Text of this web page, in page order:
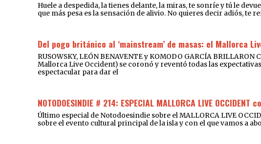
Huele a despedida, la tienes delante, la miras, te sonríe y tú le
que más pesa es la sensación de alivio. No quieres decir adiós, te
Del pogo británico al ‘mainstream’ de masas: el Mallorca
RUSOWSKY, LEÓN BENAVENTE y KOMODO GARCÍA
Mallorca Live Occident) se coronó y reventó todas las
espectacular para dar el
NOTODOESINDIE # 214: ESPECIAL MALLORCA LIVE OCCIDENT
Último especial de Notodoesindie sobre el MALLORCA LIVE
sobre el evento cultural principal de la isla y con el que vamos a